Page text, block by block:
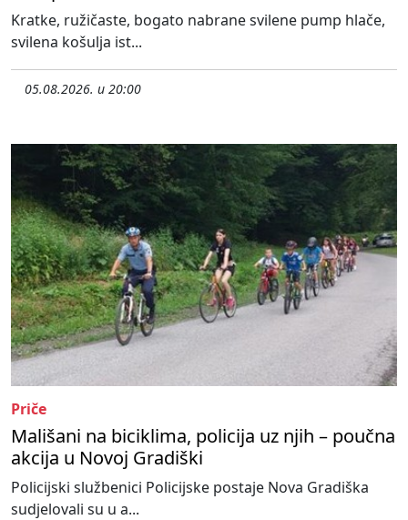
Kratke, ružičaste, bogato nabrane svilene pump hlače,
svilena košulja ist...
05.08.2026. u 20:00
Priče
Mališani na biciklima, policija uz njih – poučna
akcija u Novoj Gradiški
Policijski službenici Policijske postaje Nova Gradiška
sudjelovali su u a...